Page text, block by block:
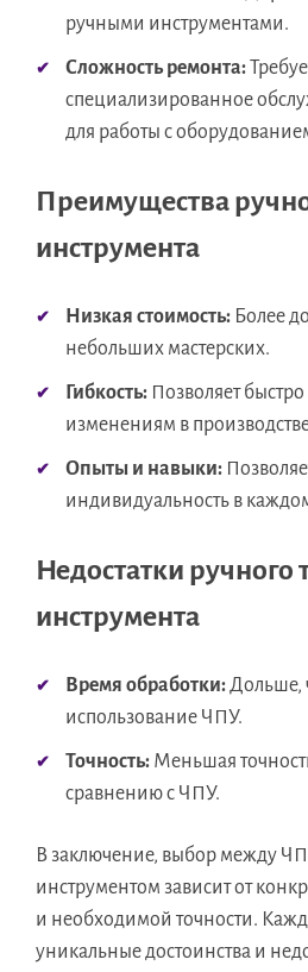
ручными инструментами.
Сложность ремонта:
специализированное
для работы с
Преимущества
инструмента
Низкая стоимость: Более
небольших мастерских.
Гибкость: Позволяет
изменениям в
Опыты и навыки:
индивидуальность в
Недостатки ручного
инструмента
Время обработки:Дольше,
использование ЧПУ.
Точность: Меньшая
сравнению с ЧПУ.
В заключение, выбор между
инструментом зависит от
и необходимой точности.
уникальные достоинства и